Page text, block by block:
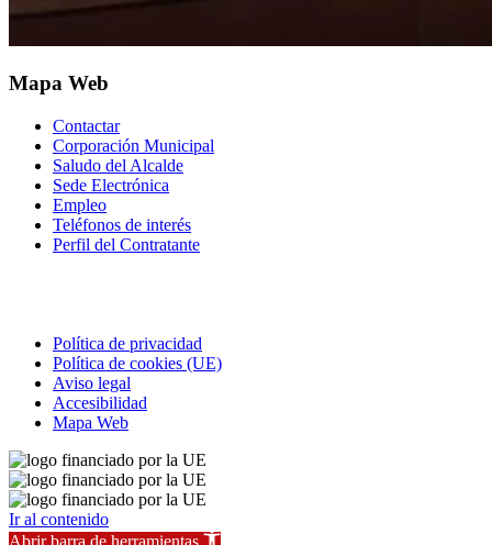
Mapa Web
Contactar
Corporación Municipal
Saludo del Alcalde
Sede Electrónica
Empleo
Teléfonos de interés
Perfil del Contratante
Política de privacidad
Política de cookies (UE)
Aviso legal
Accesibilidad
Mapa Web
Ir al contenido
Abrir barra de herramientas